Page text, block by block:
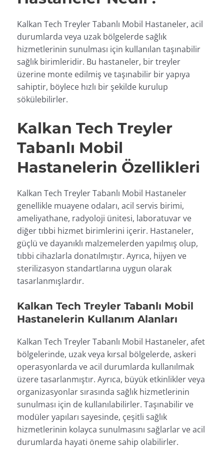
Kalkan Tech Treyler Tabanlı Mobil Hastaneler, acil
durumlarda veya uzak bölgelerde sağlık
hizmetlerinin sunulması için kullanılan taşınabilir
sağlık birimleridir. Bu hastaneler, bir treyler
üzerine monte edilmiş ve taşınabilir bir yapıya
sahiptir, böylece hızlı bir şekilde kurulup
sökülebilirler.
Kalkan Tech Treyler
Tabanlı Mobil
Hastanelerin Özellikleri
Kalkan Tech Treyler Tabanlı Mobil Hastaneler
genellikle muayene odaları, acil servis birimi,
ameliyathane, radyoloji ünitesi, laboratuvar ve
diğer tıbbi hizmet birimlerini içerir. Hastaneler,
güçlü ve dayanıklı malzemelerden yapılmış olup,
tıbbi cihazlarla donatılmıştır. Ayrıca, hijyen ve
sterilizasyon standartlarına uygun olarak
tasarlanmışlardır.
Kalkan Tech Treyler Tabanlı Mobil
Hastanelerin Kullanım Alanları
Kalkan Tech Treyler Tabanlı Mobil Hastaneler, afet
bölgelerinde, uzak veya kırsal bölgelerde, askeri
operasyonlarda ve acil durumlarda kullanılmak
üzere tasarlanmıştır. Ayrıca, büyük etkinlikler veya
organizasyonlar sırasında sağlık hizmetlerinin
sunulması için de kullanılabilirler. Taşınabilir ve
modüler yapıları sayesinde, çeşitli sağlık
hizmetlerinin kolayca sunulmasını sağlarlar ve acil
durumlarda hayati öneme sahip olabilirler.